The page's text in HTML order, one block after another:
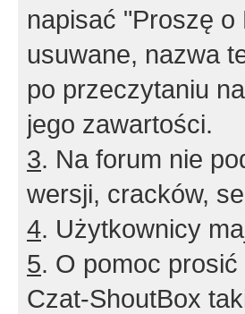
napisać "Proszę
usuwane, nazwa
po przeczytaniu
jego zawartości.
3. Na forum nie
wersji, cracków,
4. Użytkownicy
5. O pomoc
Czat-ShoutBox